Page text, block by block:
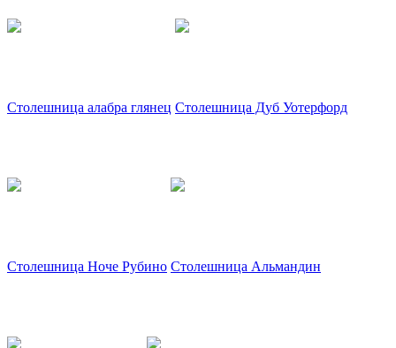
Столешница алабра глянец Столешница Дуб Уотерфорд
Столешница Ноче Рубино Столешница Альмандин